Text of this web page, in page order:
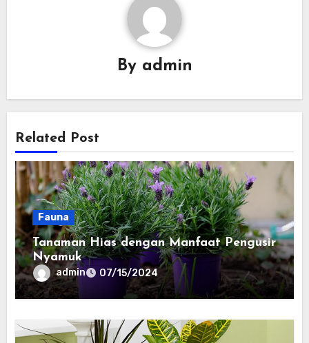
By admin
Related Post
Fauna
Tanaman Hias dengan Manfaat Pengusir
Nyamuk
admin 07/15/2024